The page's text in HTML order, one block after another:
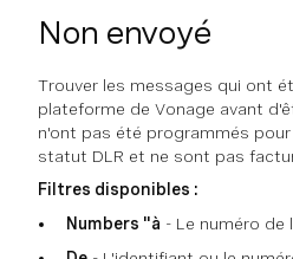
Non envoyé
Trouver les messages qui ont
plateforme de Vonage avant
n'ont pas été programmés
statut DLR et ne sont pas
Filtres disponibles :
Numbers "à - Le numéro de